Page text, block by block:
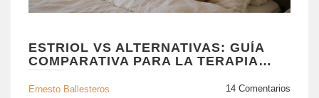
ESTRIOL VS ALTERNATIVAS: GUÍA
COMPARATIVA PARA LA TERAPIA
HORMONAL
Ernesto Ballesteros 14 Comentarios